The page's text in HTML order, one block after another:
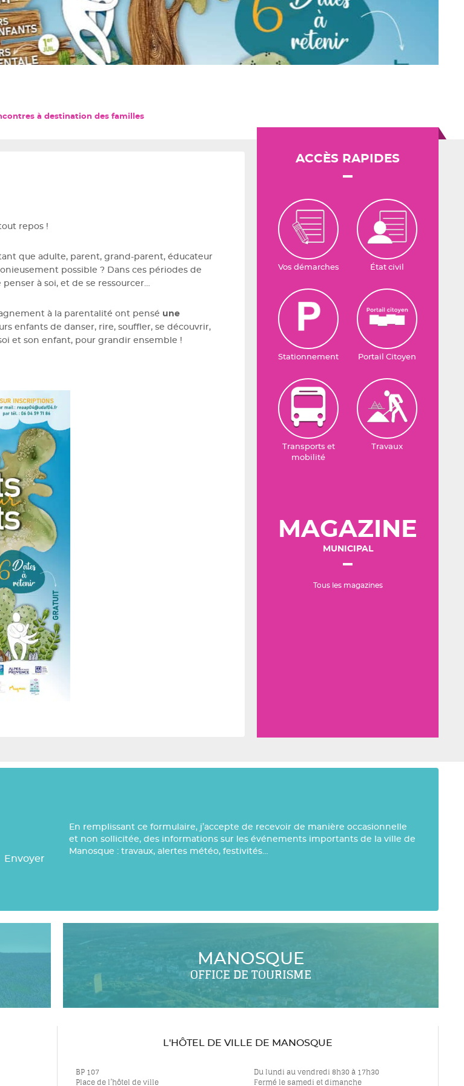
à destination des familles
repos !
que adulte, parent, grand-parent, éducateur
possible ? Dans ces périodes de
à soi, et de se ressourcer…
à la parentalité ont pensé une
enfants de danser, rire, souffler, se découvrir,
et son enfant, pour grandir ensemble !
ACCÈS RAPIDES
Vos démarches État civil
Stationnement Portail Citoyen
Transports et
mobilité
Travaux
MAGAZINE
MUNICIPAL
Tous les magazines
Envoyer
En remplissant ce formulaire, j’accepte de recevoir de manière occasionnelle
et non sollicitée, des informations sur les événements importants de la ville de
Manosque : travaux, alertes météo, festivités…
MANOSQUE
OFFICE DE TOURISME
L'HÔTEL DE VILLE DE MANOSQUE
BP 107
Place de l’hôtel de ville
Du lundi au vendredi 8h30 à 17h30
Fermé le samedi et dimanche